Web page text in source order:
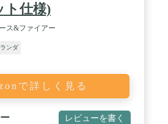
ト仕様)
ス&ファイアー
ンダ
で詳しく見る
レビューを書く